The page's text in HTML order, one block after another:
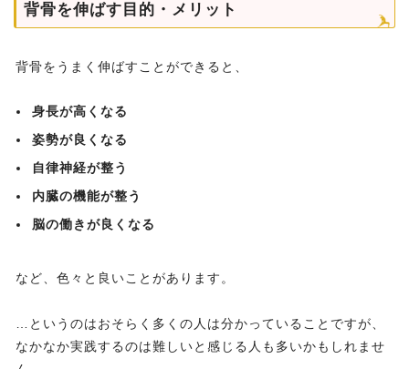
背骨を伸ばす目的・メリット
背骨をうまく伸ばすことができると、
身長が高くなる
姿勢が良くなる
自律神経が整う
内臓の機能が整う
脳の働きが良くなる
など、色々と良いことがあります。
…というのはおそらく多くの人は分かっていることですが、
なかなか実践するのは難しいと感じる人も多いかもしれませ